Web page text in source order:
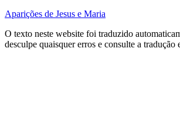
Aparições de Jesus e Maria
O texto neste website foi traduzido
desculpe quaisquer erros e consulte a tradução